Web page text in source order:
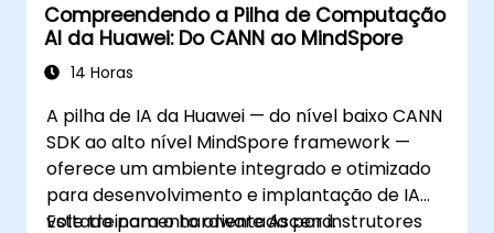
Compreendendo a Pilha de Computação
AI da Huawei: Do CANN ao MindSpore
14 Horas
A pilha de IA da Huawei — do nível baixo CANN
SDK ao alto nível MindSpore framework —
oferece um ambiente integrado e otimizado
para desenvolvimento e implantação de IA
voltado para o hardware Ascend.
Este treinamento orientado por instrutores